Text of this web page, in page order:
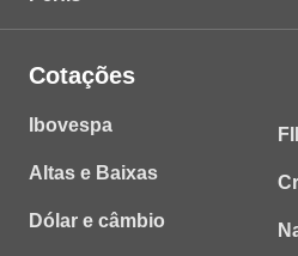
Cotações
Ibovespa
Altas e Baixas
Dólar e câmbio